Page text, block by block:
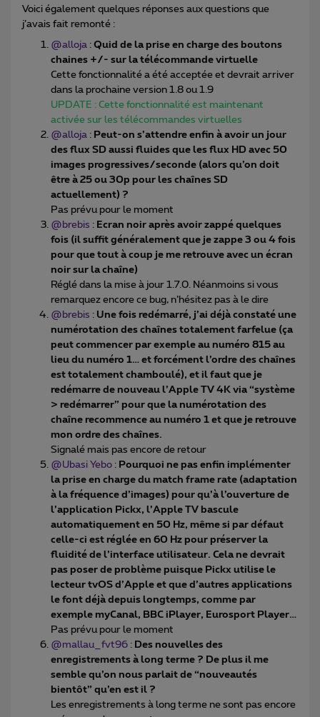
Voici également quelques réponses aux questions que
j’avais fait remonté :
@alloja : Quid de la prise en charge des boutons
chaines +/- sur la télécommande virtuelle
Cette fonctionnalité a été acceptée et devrait arriver
dans la prochaine version 1.8 ou 1.9
UPDATE : Cette fonctionnalité est maintenant
activée sur les télécommandes virtuelles
@alloja : Peut-on s’attendre enfin à avoir un jour
des flux SD aussi fluides que les flux HD avec 50
images progressives/seconde (alors qu’on doit
être à 25 ou 30p pour les chaînes SD
actuellement) ?
Pas prévu pour le moment
@brebis : Ecran noir après avoir zappé quelques
fois (il suffit généralement que je zappe 3 ou 4 fois
pour que tout à coup je me retrouve avec un écran
noir sur la chaîne)
Réglé dans la mise à jour 1.7.0. Néanmoins si vous
remarquez encore ce bug, n’hésitez pas à le dire
@brebis : Une fois redémarré, j’ai déjà constaté une
numérotation des chaînes totalement farfelue (ça
peut commencer par exemple au numéro 815 au
lieu du numéro 1… et forcément l’ordre des chaînes
est totalement chamboulé), et il faut que je
redémarre de nouveau l’Apple TV 4K via “système
> redémarrer” pour que la numérotation des
chaîne recommence au numéro 1 et que je retrouve
mon ordre des chaînes.
Signalé mais pas encore de retour
@Ubasi Yebo : Pourquoi ne pas enfin implémenter
la prise en charge du match frame rate (adaptation
à la fréquence d’images) pour qu’à l’ouverture de
l’application Pickx, l’Apple TV bascule
automatiquement en 50 Hz, même si par défaut
celle-ci est réglée en 60 Hz pour préserver la
fluidité de l’interface utilisateur. Cela ne devrait
pas poser de problème puisque Pickx utilise le
lecteur tvOS d’Apple et que d’autres applications
le font déjà depuis longtemps, comme par
exemple myCanal, BBC iPlayer, Eurosport Player…
Pas prévu pour le moment
@mallau_fvt96 : Des nouvelles des
enregistrements à long terme ? De plus il me
semble qu’on nous parlait de “nouveautés
bientôt” qu’en est il ?
Les enregistrements à long terme ne sont pas encore